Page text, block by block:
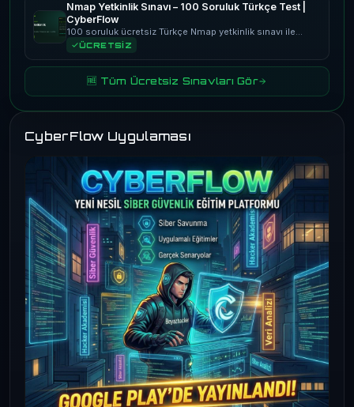
Nmap Yetkinlik Sınavı – 100 Soruluk Türkçe Test |
CyberFlow
100 soruluk ücretsiz Türkçe Nmap yetkinlik sınavı ile…
ÜCRETSİZ
🆓 Tüm Ücretsiz Sınavları Gör
CyberFlow Uygulaması